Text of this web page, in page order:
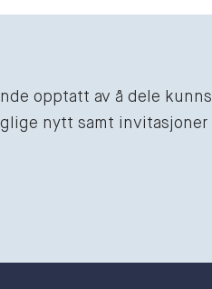
opptatt av å dele
nytt samt invitasjoner